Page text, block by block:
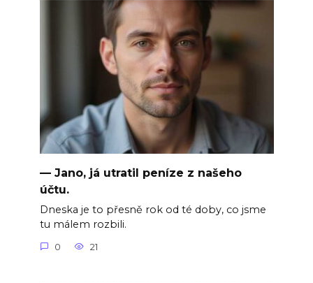
— Jano, já utratil peníze z našeho
účtu.
Dneska je to přesně rok od té doby, co jsme
tu málem rozbili.
0 21